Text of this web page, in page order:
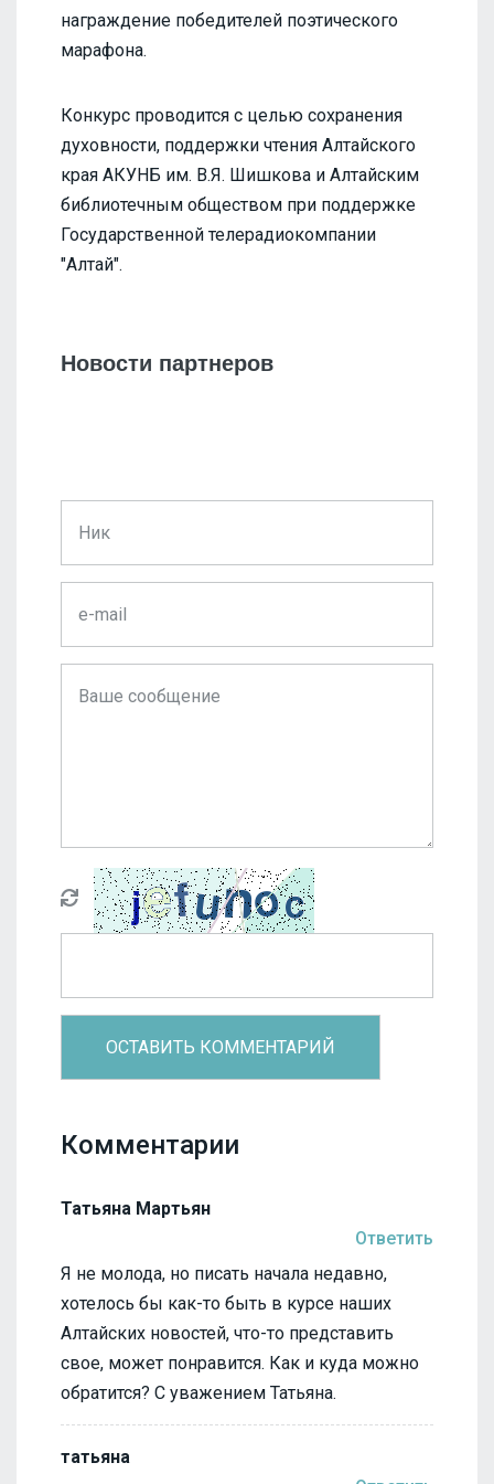
награждение победителей поэтического
марафона.
Конкурс проводится с целью сохранения
духовности, поддержки чтения Алтайского
края АКУНБ им. В.Я. Шишкова и Алтайским
библиотечным обществом при поддержке
Государственной телерадиокомпании
"Алтай".
Новости партнеров
Комментарии
Татьяна Мартьян
Ответить
Я не молода, но писать начала недавно,
хотелось бы как-то быть в курсе наших
Алтайских новостей, что-то представить
свое, может понравится. Как и куда можно
обратится? С уважением Татьяна.
татьяна